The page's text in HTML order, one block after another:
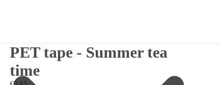
PET tape - Summer tea
time